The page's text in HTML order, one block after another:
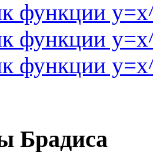
функции
функции
функции
Брадиса